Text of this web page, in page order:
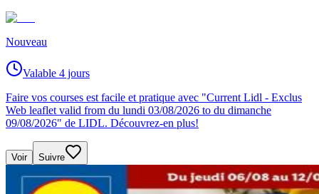
Nouveau
Valable 4 jours
Faire vos courses est facile et pratique avec "Current Lidl - Exclus
Web leaflet valid from du lundi 03/08/2026 to du dimanche
09/08/2026" de LIDL. Découvrez-en plus!
Voir Suivre